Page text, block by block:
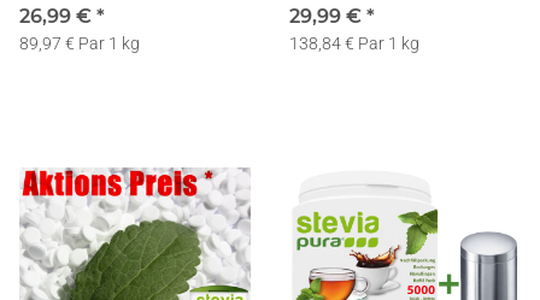
26,99 € *
89,97 € Par 1 kg
29,99 € *
138,84 € Par 1 kg